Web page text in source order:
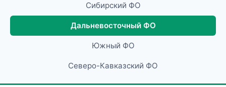
Сибирский ФО
Дальневосточный ФО
Южный ФО
Северо-Кавказский ФО